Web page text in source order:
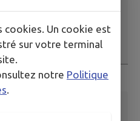
cookies. Un cookie est
sur votre terminal
notre Politique
.